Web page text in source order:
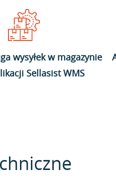
wysyłek w magazynie
Sellasist WMS